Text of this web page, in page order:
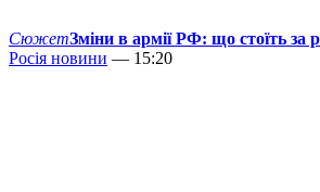
СюжетЗміни в армії РФ: що стоїть за
Росія новини — 15:20